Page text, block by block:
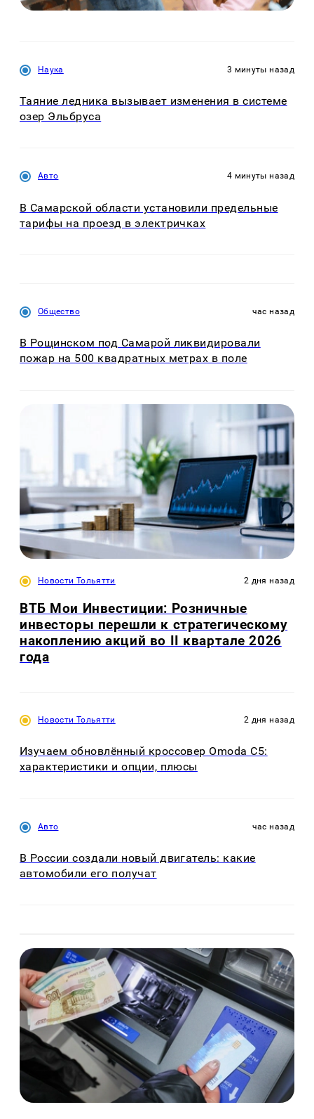
Наука 3 минуты назад
Таяние ледника вызывает изменения в системе
озер Эльбруса
Авто 4 минуты назад
В Самарской области установили предельные
тарифы на проезд в электричках
Общество час назад
В Рощинском под Самарой ликвидировали
пожар на 500 квадратных метрах в поле
Новости Тольятти 2 дня назад
ВТБ Мои Инвестиции: Розничные
инвесторы перешли к стратегическому
накоплению акций во II квартале 2026
года
Новости Тольятти 2 дня назад
Изучаем обновлённый кроссовер Omoda C5:
характеристики и опции, плюсы
Авто час назад
В России создали новый двигатель: какие
автомобили его получат